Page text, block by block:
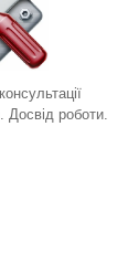
Досвід роботи.